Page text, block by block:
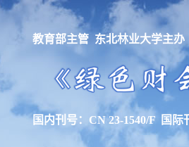
教育部主管 东北林业大学主办
国内刊号：CN 23-1540/F 国际